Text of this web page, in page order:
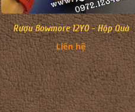
Rượu Bowmore 12YO - Hộp Quà
Liên hệ